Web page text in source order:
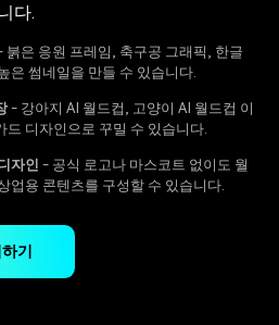
다.
은 응원 프레임, 축구공 그래픽, 한글
은 썸네일을 만들 수 있습니다.
- 강아지 AI 월드컵, 고양이 AI 월드컵 이
드 디자인으로 꾸밀 수 있습니다.
자인 - 공식 로고나 마스코트 없이도 월
업용 콘텐츠를 구성할 수 있습니다.
기